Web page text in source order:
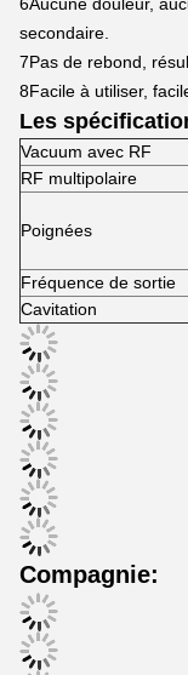
secondaire.
7Pas de rebond,
8Facile à utiliser,
Les
Vacuum avec RF
RF multipolaire
Poignées
Fréquence de sortie
Cavitation
Compagnie: